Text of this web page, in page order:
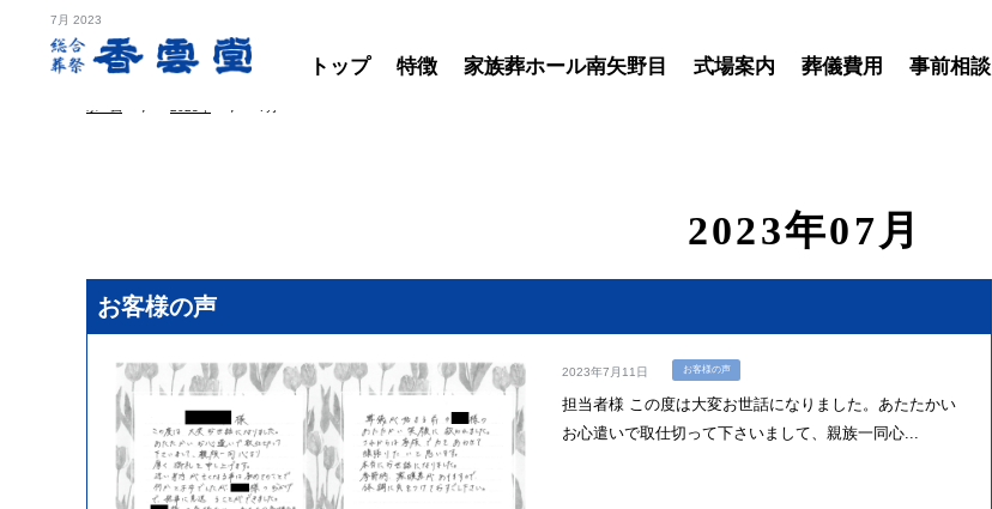
7月 2023
トップ 特徴 家族葬ホール南矢野目 式場案内 葬儀費用 事前相談
2023年07月
お客様の声
2023年7月11日 お客様の声
担当者様 この度は大変お世話になりました。あたたかい
お心遣いで取仕切って下さいまして、親族一同心...